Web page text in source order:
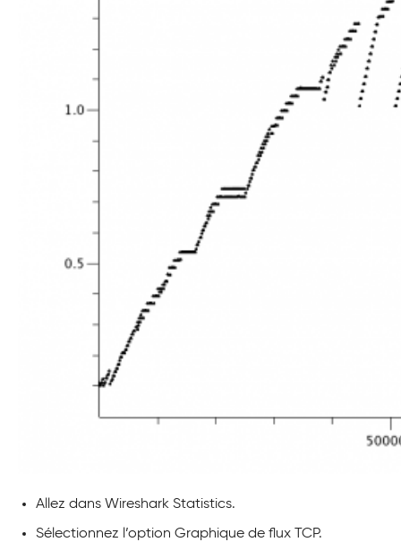
Allez dans Wireshark Statistics.
Sélectionnez l’option Graphique de flux TCP.